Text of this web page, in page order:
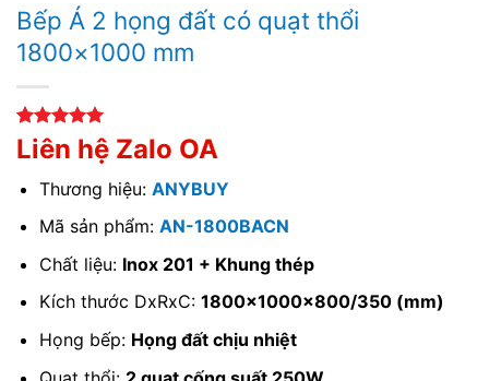
Bếp Á 2 họng đất có quạt thổi
1800×1000 mm
5.00trên 5
dựa trên
1
Liên hệ Zalo OA
Thương hiệu: ANYBUY
Mã sản phẩm: AN-1800BACN
Chất liệu: Inox 201 + Khung thép
Kích thước DxRxC: 1800x1000x800/350 (mm)
Họng bếp: Họng đất chịu nhiệt